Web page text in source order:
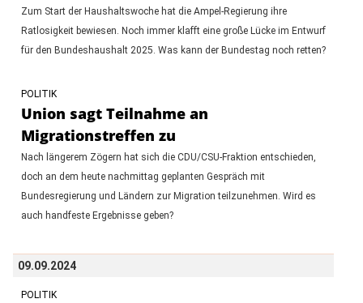
Zum Start der Haushaltswoche hat die Ampel-Regierung ihre
Ratlosigkeit bewiesen. Noch immer klafft eine große Lücke im Entwurf
für den Bundeshaushalt 2025. Was kann der Bundestag noch retten?
POLITIK
Union sagt Teilnahme an
Migrationstreffen zu
Nach längerem Zögern hat sich die CDU/CSU-Fraktion entschieden,
doch an dem heute nachmittag geplanten Gespräch mit
Bundesregierung und Ländern zur Migration teilzunehmen. Wird es
auch handfeste Ergebnisse geben?
09.09.2024
POLITIK